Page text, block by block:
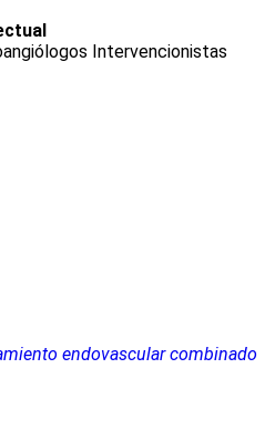
Intervencionistas
endovascular combinado